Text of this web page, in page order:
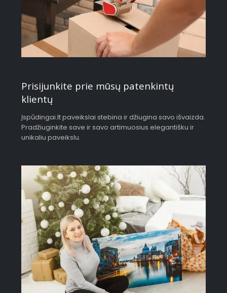
Prisijunkite prie mūsų patenkintų
klientų
Įspūdingai.lt paveikslai stebina ir džiugina savo išvaizda.
Pradžiuginkite save ir savo artimuosius elegantišku ir
unikaliu paveikslu.